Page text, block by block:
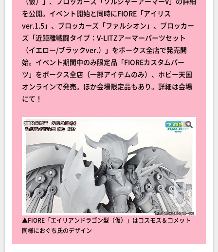
を公開。イベント開始と同時にFIORE「アイリス
ver.1.5」、ブロッカーズ「ファルシオン」、ブロッカー
ズ「近距離戦闘タイプ：V-LITZアーマーパーツセット
（イエロー/ブラックver.）」をボークス全店で発売開
始。イベント期間中のみ限定品「FIOREカスタムパー
ツ」をボークス全店（一部アイテムのみ）、ホビー天国
オンラインで発売。ほか会場限定品もあり。詳細は会場
にて！
▲FIORE「エイリアンドラゴン型（仮）」はコスモス＆コメット
同様におぐち氏のデザイン